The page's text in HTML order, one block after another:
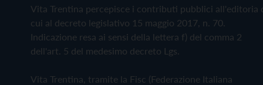
Vita Trentina percepisce i contributi pubblici all'editoria
cui al decreto legislativo 15 maggio 2017, n. 70.
Indicazione resa ai sensi della lettera f) del comma 2
dell'art. 5 del medesimo decreto Lgs.
Vita Trentina, tramite la Fisc (Federazione Italiana